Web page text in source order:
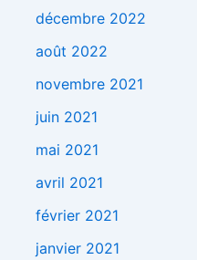
décembre 2022
août 2022
novembre 2021
juin 2021
mai 2021
avril 2021
février 2021
janvier 2021